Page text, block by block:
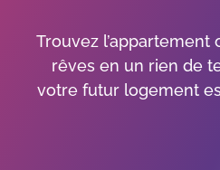
Trouvez l’appartement
rêves en un rien de
votre futur logement